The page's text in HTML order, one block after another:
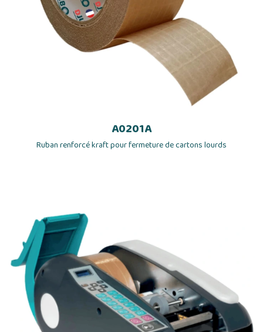
A0201A
Ruban renforcé kraft pour fermeture de cartons lourds